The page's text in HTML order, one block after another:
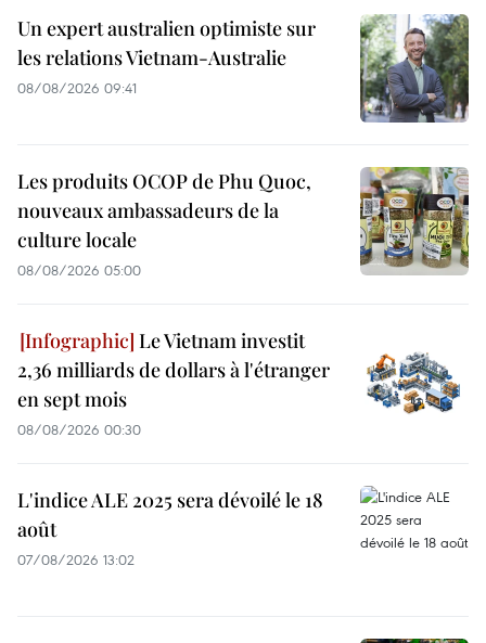
Un expert australien optimiste sur
les relations Vietnam-Australie
08/08/2026 09:41
Les produits OCOP de Phu Quoc,
nouveaux ambassadeurs de la
culture locale
08/08/2026 05:00
Le Vietnam investit
2,36 milliards de dollars à l'étranger
en sept mois
08/08/2026 00:30
L'indice ALE 2025 sera dévoilé le 18
août
07/08/2026 13:02